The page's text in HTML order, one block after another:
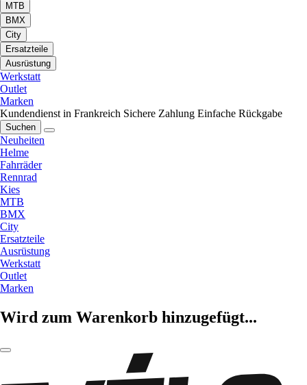
MTB
BMX
City
Ersatzteile
Ausrüstung
Werkstatt
Outlet
Marken
Kundendienst in Frankreich Sichere Zahlung Einfache Rückgabe
Suchen
Neuheiten
Helme
Fahrräder
Rennrad
Kies
MTB
BMX
City
Ersatzteile
Ausrüstung
Werkstatt
Outlet
Marken
Wird zum Warenkorb hinzugefügt...